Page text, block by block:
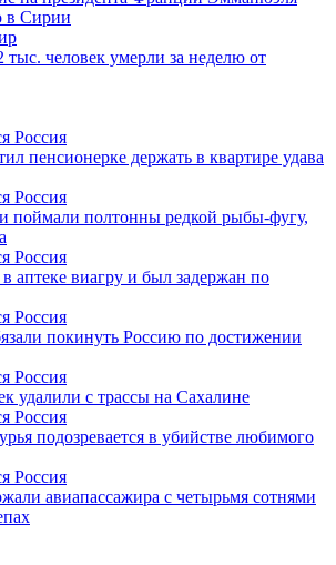
в Сирии
человек умерли за неделю от
пенсионерке держать в квартире удава
поймали полтонны редкой рыбы-фугу,
аптеке виагру и был задержан по
покинуть Россию по достижении
удалили с трассы на Сахалине
подозревается в убийстве любимого
авиапассажира с четырьмя сотнями